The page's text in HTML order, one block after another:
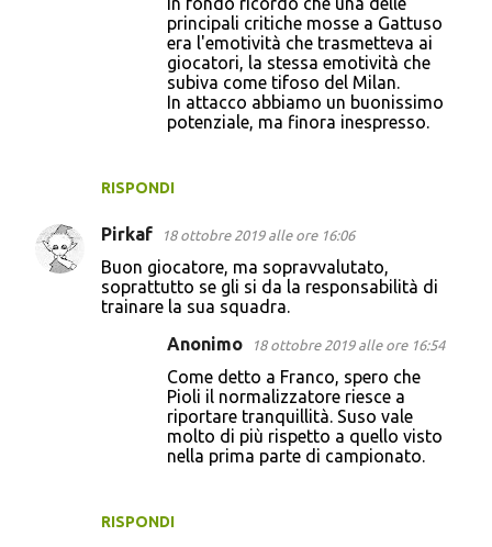
RISPONDI
principali critiche mosse a Gattuso
era l'emotività che trasmetteva ai
giocatori, la stessa emotività che
subiva come tifoso del Milan.
In attacco abbiamo un buonissimo
potenziale, ma finora inespresso.
Pirkaf 18 ottobre 2019 alle ore 16:06
Buon giocatore, ma sopravvalutato,
soprattutto se gli si da la responsabilità di
trainare la sua squadra.
RISPONDI
Anonimo 18 ottobre 2019 alle ore 16:54
Come detto a Franco, spero che
Pioli il normalizzatore riesce a
riportare tranquillità. Suso vale
molto di più rispetto a quello visto
nella prima parte di campionato.